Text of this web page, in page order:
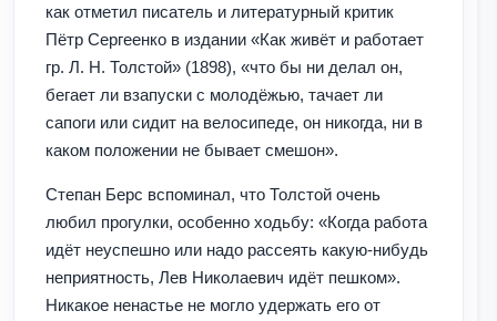
как отметил писатель и литературный критик
Пётр Сергеенко в издании «Как живёт и работает
гр. Л. Н. Толстой» (1898), «что бы ни делал он,
бегает ли взапуски с молодёжью, тачает ли
сапоги или сидит на велосипеде, он никогда, ни в
каком положении не бывает смешон».
Степан Берс вспоминал, что Толстой очень
любил прогулки, особенно ходьбу: «Когда работа
идёт неуспешно или надо рассеять какую-нибудь
неприятность, Лев Николаевич идёт пешком».
Никакое ненастье не могло удержать его от